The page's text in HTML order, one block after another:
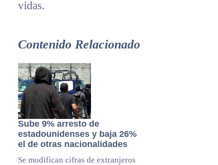
vidas.
Contenido Relacionado
Sube 9% arresto de
estadounidenses y baja 26%
el de otras nacionalidades
Se modifican cifras de extranjeros